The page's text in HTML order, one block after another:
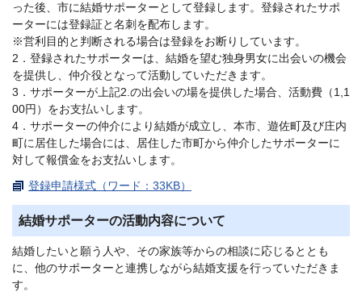
った後、市に結婚サポーターとして登録します。登録されたサポ
ーターには登録証と名刺を配布します。
※営利目的と判断される場合は登録をお断りしています。
2．登録されたサポーターは、結婚を望む独身男女に出会いの機会
を提供し、仲介役となって活動していただきます。
3．サポーターが上記2.の出会いの場を提供した場合、活動費（1,1
00円）をお支払いします。
4．サポーターの仲介により結婚が成立し、本市、遊佐町及び庄内
町に居住した場合には、居住した市町から仲介したサポーターに
対して報償金をお支払いします。
登録申請様式（ワード：33KB）
結婚サポーターの活動内容について
結婚したいと願う人や、その家族等からの相談に応じるととも
に、他のサポーターと連携しながら結婚支援を行っていただきま
す。